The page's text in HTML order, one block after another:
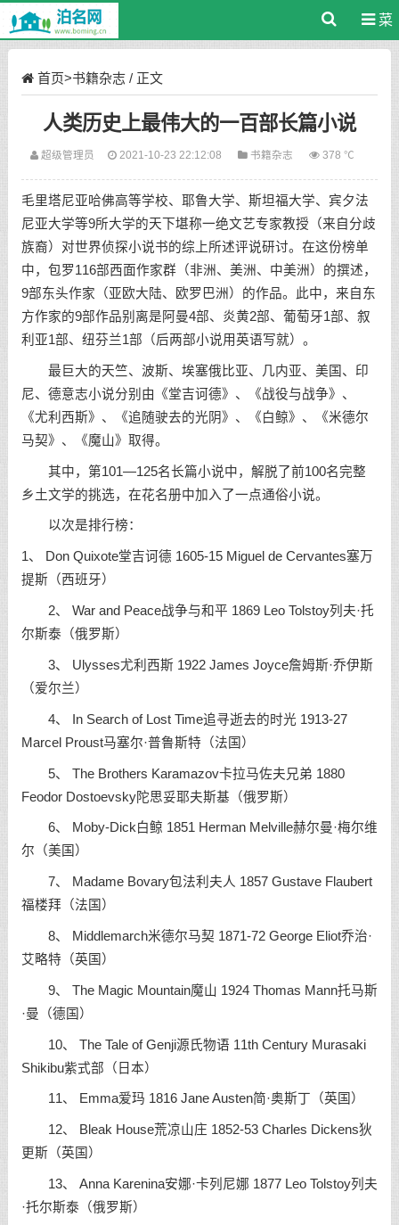
菜
首页>书籍杂志/ 正文
人类历史上最伟大的一百部长篇小说
超级管理员 2021-10-23 22:12:08 书籍杂志 378 ℃
毛里塔尼亚哈佛高等学校、耶鲁大学、斯坦福大学、宾夕法
尼亚大学等9所大学的天下堪称一绝文艺专家教授（来自分歧
族裔）对世界侦探小说书的综上所述评说研讨。在这份榜单
中，包罗116部西面作家群（非洲、美洲、中美洲）的撰述，
9部东头作家（亚欧大陆、欧罗巴洲）的作品。此中，来自东
方作家的9部作品别离是阿曼4部、炎黄2部、葡萄牙1部、叙
利亚1部、纽芬兰1部（后两部小说用英语写就）。
最巨大的天竺、波斯、埃塞俄比亚、几内亚、美国、印
尼、德意志小说分别由《堂吉诃德》、《战役与战争》、
《尤利西斯》、《追随驶去的光阴》、《白鲸》、《米德尔
马契》、《魔山》取得。
其中，第101—125名长篇小说中，解脱了前100名完整
乡土文学的挑选，在花名册中加入了一点通俗小说。
以次是排行榜：
1、 Don Quixote堂吉诃德 1605-15 Miguel de Cervantes塞万
提斯（西班牙）
2、 War and Peace战争与和平 1869 Leo Tolstoy列夫·托
尔斯泰（俄罗斯）
3、 Ulysses尤利西斯 1922 James Joyce詹姆斯·乔伊斯
（爱尔兰）
4、 In Search of Lost Time追寻逝去的时光 1913-27
Marcel Proust马塞尔·普鲁斯特（法国）
5、 The Brothers Karamazov卡拉马佐夫兄弟 1880
Feodor Dostoevsky陀思妥耶夫斯基（俄罗斯）
6、 Moby-Dick白鲸 1851 Herman Melville赫尔曼·梅尔维
尔（美国）
7、 Madame Bovary包法利夫人 1857 Gustave Flaubert
福楼拜（法国）
8、 Middlemarch米德尔马契 1871-72 George Eliot乔治·
艾略特（英国）
9、 The Magic Mountain魔山 1924 Thomas Mann托马斯
·曼（德国）
10、 The Tale of Genji源氏物语 11th Century Murasaki
Shikibu紫式部（日本）
11、 Emma爱玛 1816 Jane Austen简·奥斯丁（英国）
12、 Bleak House荒凉山庄 1852-53 Charles Dickens狄
更斯（英国）
13、 Anna Karenina安娜·卡列尼娜 1877 Leo Tolstoy列夫
·托尔斯泰（俄罗斯）